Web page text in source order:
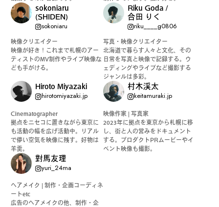
sokoniaru
(SHIDEN)
sokoniaru
映像クリエイター
映像が好き！これまで札幌のアー
ティストのMV制作やライブ映像な
ども手がける。
Riku Goda /
合田 りく
riku____g0806
写真・映像クリエイター
北海道で暮らす人々と文化、その
日常を写真と映像で記録する。ウ
ェディングやライブなど撮影する
ジャンルは多彩。
Hiroto Miyazaki
hirotomiyazaki.jp
Cinematographer
拠点をニセコに置きながら東京に
も活動の幅を広げ活動中。リアル
で儚い空気を映像に残す。好物は
羊羹。
村木渓太
keitamuraki.jp
映像作家 | 写真家
2023年に拠点を東京から札幌に移
し、街と人の営みをドキュメント
する。プロダクトPRムービーやイ
ベント映像も撮影。
對馬友理
yuri_24ma
ヘアメイク | 制作・企画コーディネ
ートetc
広告のヘアメイクの他、制作・企